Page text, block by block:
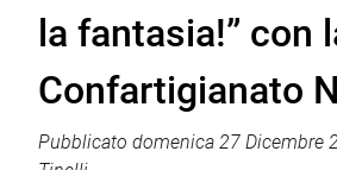
la fantasia!” con
Confartigianato
Pubblicato domenica 27 Dicembre